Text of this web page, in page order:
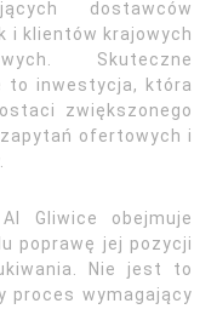
dostawców
i klientów krajowych
Skuteczne
to inwestycja, która
zwiększonego
ofertowych i
Gliwice obejmuje
poprawę jej pozycji
Nie jest to
proces wymagający